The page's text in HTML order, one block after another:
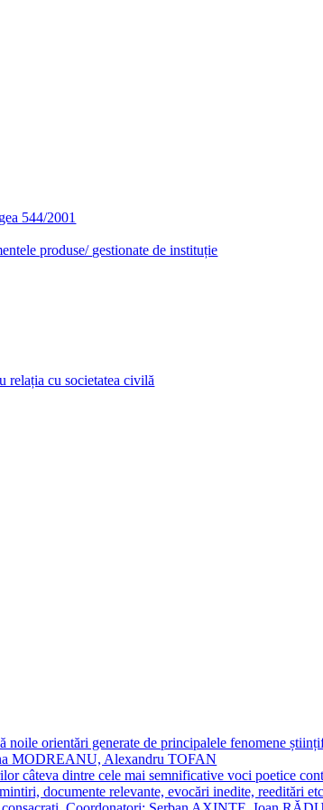
544/2001
produse/ gestionate de instituție
relația cu societatea civilă
noile orientări generate de principalele fenomene
MODREANU, Alexandru TOFAN
câteva dintre cele mai semnificative voci poetice
documente relevante, evocări inedite,